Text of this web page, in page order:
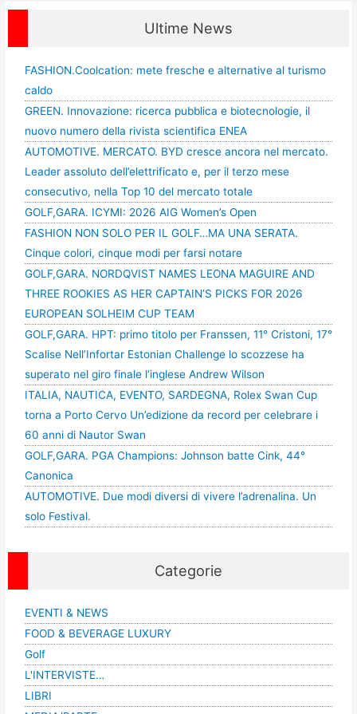
Ultime News
FASHION.Coolcation: mete fresche e alternative al turismo
caldo
GREEN. Innovazione: ricerca pubblica e biotecnologie, il
nuovo numero della rivista scientifica ENEA
AUTOMOTIVE. MERCATO. BYD cresce ancora nel mercato.
Leader assoluto dell’elettrificato e, per il terzo mese
consecutivo, nella Top 10 del mercato totale
GOLF,GARA. ICYMI: 2026 AIG Women’s Open
FASHION NON SOLO PER IL GOLF…MA UNA SERATA.
Cinque colori, cinque modi per farsi notare
GOLF,GARA. NORDQVIST NAMES LEONA MAGUIRE AND
THREE ROOKIES AS HER CAPTAIN’S PICKS FOR 2026
EUROPEAN SOLHEIM CUP TEAM
GOLF,GARA. HPT: primo titolo per Franssen, 11° Cristoni, 17°
Scalise Nell’Infortar Estonian Challenge lo scozzese ha
superato nel giro finale l’inglese Andrew Wilson
ITALIA, NAUTICA, EVENTO, SARDEGNA, Rolex Swan Cup
torna a Porto Cervo Un’edizione da record per celebrare i
60 anni di Nautor Swan
GOLF,GARA. PGA Champions: Johnson batte Cink, 44°
Canonica
AUTOMOTIVE. Due modi diversi di vivere l’adrenalina. Un
solo Festival.
Categorie
EVENTI & NEWS
FOOD & BEVERAGE LUXURY
Golf
L'INTERVISTE…
LIBRI